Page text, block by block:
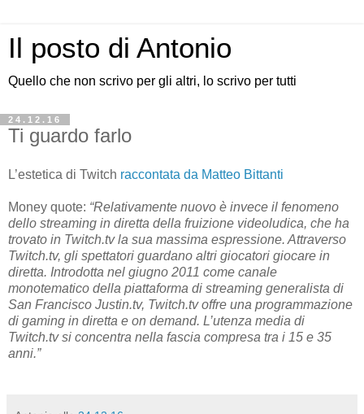
Il posto di Antonio
Quello che non scrivo per gli altri, lo scrivo per tutti
24.12.16
Ti guardo farlo
L’estetica di Twitch raccontata da Matteo Bittanti
Money quote: “Relativamente nuovo è invece il fenomeno
dello streaming in diretta della fruizione videoludica, che ha
trovato in Twitch.tv la sua massima espressione. Attraverso
Twitch.tv, gli spettatori guardano altri giocatori giocare in
diretta. Introdotta nel giugno 2011 come canale
monotematico della piattaforma di streaming generalista di
San Francisco Justin.tv, Twitch.tv offre una programmazione
di gaming in diretta e on demand. L’utenza media di
Twitch.tv si concentra nella fascia compresa tra i 15 e 35
anni.”